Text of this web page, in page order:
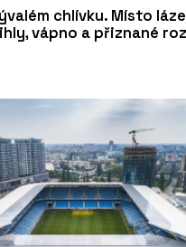
chlívku. Místo
vápno a přiznané